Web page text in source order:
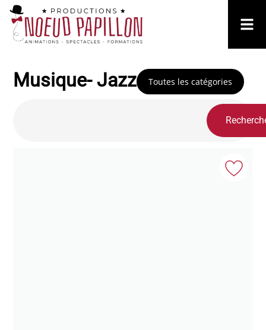
Musique- Jazz Toutes les catégories